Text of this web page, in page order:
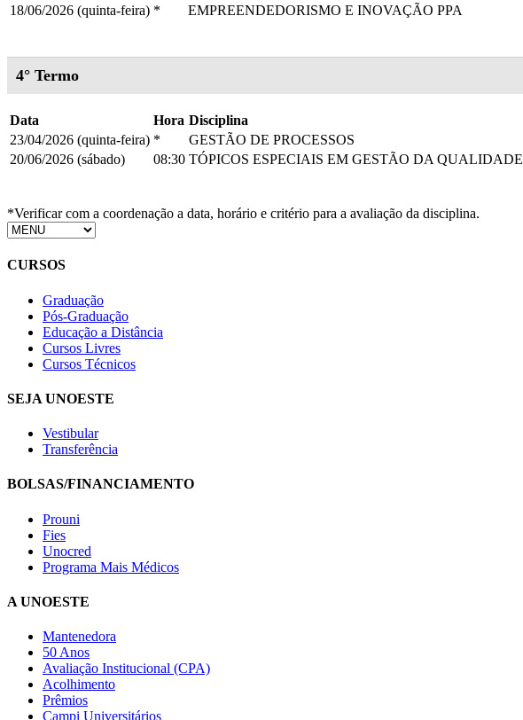
18/06/2026 (quinta-feira) * EMPREENDEDORISMO E INOVAÇÃO PPA
4° Termo
Data Hora Disciplina
23/04/2026 (quinta-feira) * GESTÃO DE PROCESSOS
20/06/2026 (sábado)
08:30 TÓPICOS ESPECIAIS EM GESTÃO DA QUALIDADE
*Verificar com a coordenação a data, horário e critério para a avaliação da disciplina.
CURSOS
Graduação
Pós-Graduação
Educação a Distância
Cursos Livres
Cursos Técnicos
SEJA UNOESTE
Vestibular
Transferência
BOLSAS/FINANCIAMENTO
Prouni
Fies
Unocred
Programa Mais Médicos
A UNOESTE
Mantenedora
50 Anos
Avaliação Institucional (CPA)
Acolhimento
Prêmios
Campi Universitários